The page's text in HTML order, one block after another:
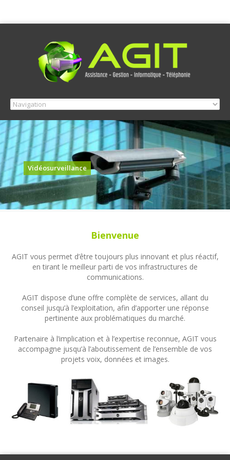
Vidéosurveillance
Bienvenue
AGIT vous permet d’être toujours plus innovant et plus réactif,
en tirant le meilleur parti de vos infrastructures de
communications.
AGIT dispose d’une offre complète de services, allant du
conseil jusqu’à l’exploitation, afin d’apporter une réponse
pertinente aux problématiques du marché.
Partenaire à l’implication et à l’expertise reconnue, AGIT vous
accompagne jusqu’à l’aboutissement de l’ensemble de vos
projets voix, données et images.